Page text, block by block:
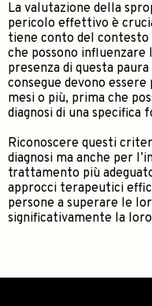
La valutazione della
pericolo effettivo è
tiene conto del
che possono influenzare
presenza di questa
consegue devono
mesi o più, prima che
diagnosi di una specifica
Riconoscere questi
diagnosi ma anche per
trattamento più
approcci terapeutici
persone a superare le
significativamente la